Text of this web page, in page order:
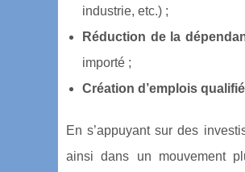
industrie, etc.) ;
Réduction de la
importé ;
Création d’emplois
En s’appuyant sur des
ainsi dans un mouvement